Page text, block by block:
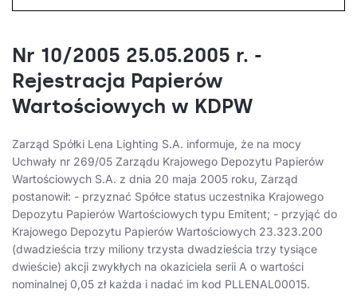
Nr 10/2005 25.05.2005 r. -
Rejestracja Papierów
Wartościowych w KDPW
Zarząd Spółki Lena Lighting S.A. informuje, że na mocy
Uchwały nr 269/05 Zarządu Krajowego Depozytu Papierów
Wartościowych S.A. z dnia 20 maja 2005 roku, Zarząd
postanowił: - przyznać Spółce status uczestnika Krajowego
Depozytu Papierów Wartościowych typu Emitent; - przyjąć do
Krajowego Depozytu Papierów Wartościowych 23.323.200
(dwadzieścia trzy miliony trzysta dwadzieścia trzy tysiące
dwieście) akcji zwykłych na okaziciela serii A o wartości
nominalnej 0,05 zł każda i nadać im kod PLLENAL00015.